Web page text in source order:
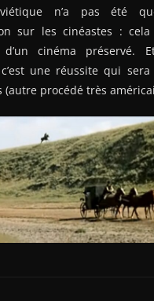
n’a pas été
sur les cinéastes :
d’un cinéma préservé.
une réussite qui
(autre procédé très